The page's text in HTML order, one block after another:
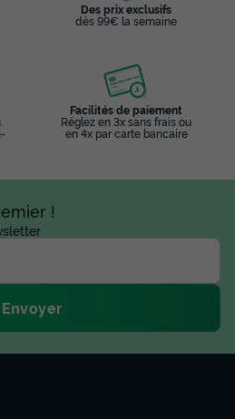
Des prix exclusifs
dès 99€ la semaine
Facilités de paiement
Réglez en 3x sans frais ou
en 4x par carte bancaire
!
Envoyer